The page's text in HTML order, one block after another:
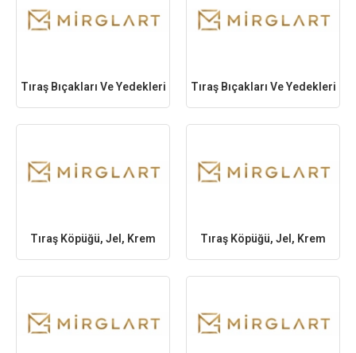
Tıraş Bıçakları Ve Yedekleri Tıraş Bıçakları Ve Yedekleri
Tıraş Köpüğü, Jel, Krem Tıraş Köpüğü, Jel, Krem